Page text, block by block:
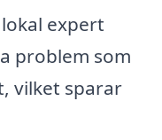
expert
problem som
vilket sparar